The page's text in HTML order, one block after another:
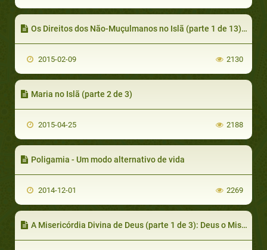
Os Direitos dos Não-Muçulmanos no Islã (parte 1 de 13): Uma Base Islâmica
2015-02-09 2130
Maria no Islã (parte 2 de 3)
2015-04-25 2188
Poligamia - Um modo alternativo de vida
2014-12-01 2269
A Misericórdia Divina de Deus (parte 1 de 3): Deus o Misericordioso, o Dispensador de Misericórdia